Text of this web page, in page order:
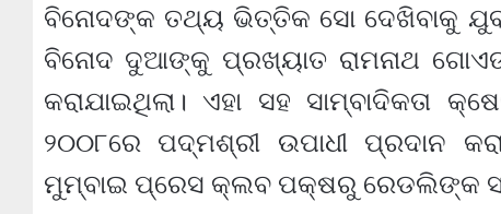
ବିନୋଦଙ୍କ ତଥ୍ୟ ଭିତ୍ତିକ ସୋ ଦେଖିବାକୁ ଯୁବ
ବିନୋଦ ଦୁଆଙ୍କୁ ପ୍ରଖ୍ୟାତ ରାମନାଥ
କରାଯାଇଥିଲା। ଏହା ସହ ସାମ୍ବାଦିକତା
୨୦୦୮ରେ ପଦ୍ମଶ୍ରୀ ଉପାଧୀ ପ୍ରଦାନ
ମୁମ୍ବାଇ ପ୍ରେସ କ୍ଲବ ପକ୍ଷରୁ ରେଡଲିଙ୍କ